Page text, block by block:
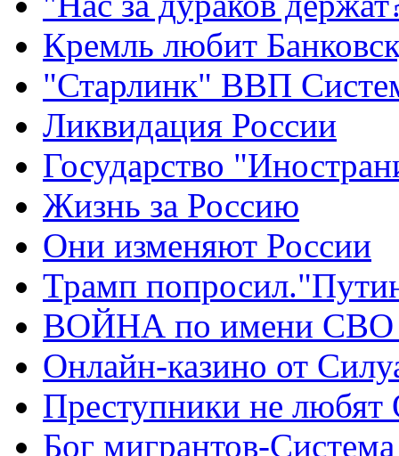
Кремль любит
"Старлинк" ВВП
Ликвидация России
Государство
Жизнь за Россию
Они изменяют России
Трамп
ВОЙНА по имени СВО
Онлайн-казино от
Преступники не
Бог мигрантов-